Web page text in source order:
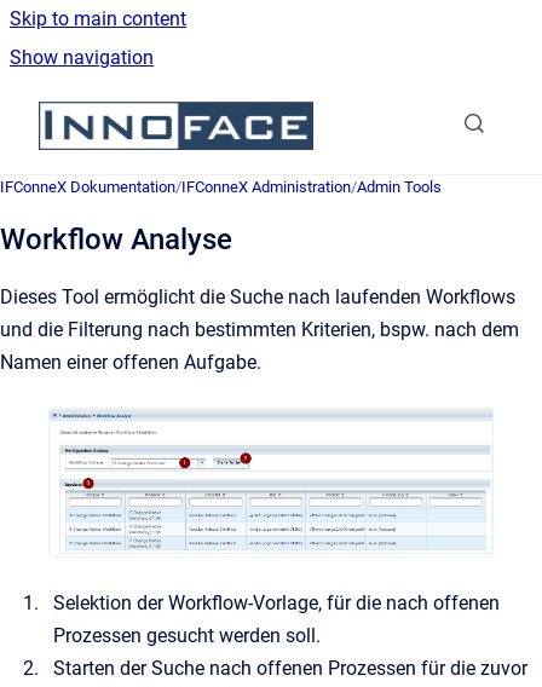
Skip to main content
Show navigation
Go to homepage
IFConneX Dokumentation/IFConneX Administration/Admin Tools
Workflow Analyse
Dieses Tool ermöglicht die Suche nach laufenden Workflows
und die Filterung nach bestimmten Kriterien, bspw. nach dem
Namen einer offenen Aufgabe.
Selektion der Workflow-Vorlage, für die nach offenen
Prozessen gesucht werden soll.
Starten der Suche nach offenen Prozessen für die zuvor